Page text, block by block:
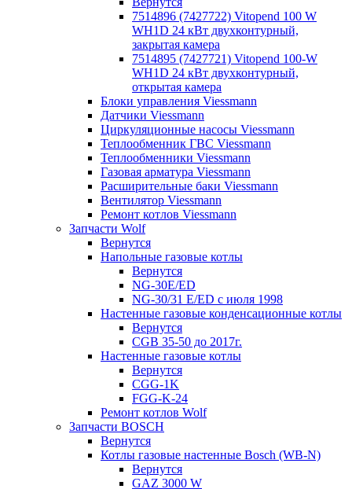
7514896 (7427722) Vitopend 100 W
WH1D 24 кВт двухконтурный,
закрытая камера
7514895 (7427721) Vitopend 100-W
WH1D 24 кВт двухконтурный,
открытая камера
Блоки управления Viessmann
Датчики Viessmann
Циркуляционные насосы Viessmann
Теплообменник ГВС Viessmann
Теплообменники Viessmann
Газовая арматура Viessmann
Расширительные баки Viessmann
Вентилятор Viessmann
Ремонт котлов Viessmann
Запчасти Wolf
Вернутся
Напольные газовые котлы
Вернутся
NG-30E/ED
NG-30/31 E/ED с июля 1998
Настенные газовые конденсационные котлы
Вернутся
CGB 35-50 до 2017г.
Настенные газовые котлы
Вернутся
CGG-1K
FGG-K-24
Ремонт котлов Wolf
Запчасти BOSCH
Вернутся
Котлы газовые настенные Bosch (WB-N)
Вернутся
GAZ 3000 W